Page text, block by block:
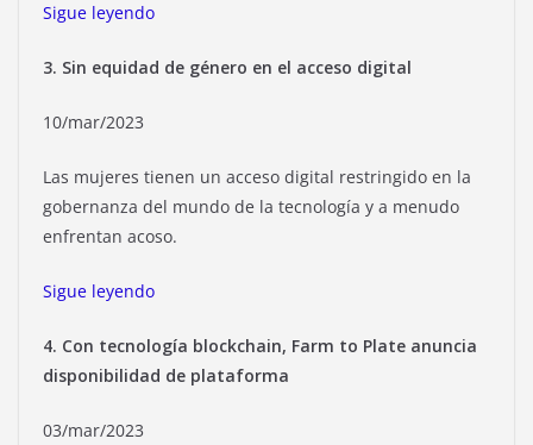
Sigue leyendo
3. Sin equidad de género en el acceso digital
10/mar/2023
Las mujeres tienen un acceso digital restringido en la
gobernanza del mundo de la tecnología y a menudo
enfrentan acoso.
Sigue leyendo
4. Con tecnología blockchain, Farm to Plate anuncia
disponibilidad de plataforma
03/mar/2023